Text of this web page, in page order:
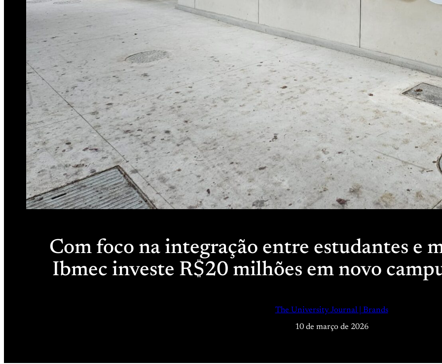
Com foco na integração entre estudantes e
Ibmec investe R$20 milhões em novo
The University Journal | Brands
10 de março de 2026